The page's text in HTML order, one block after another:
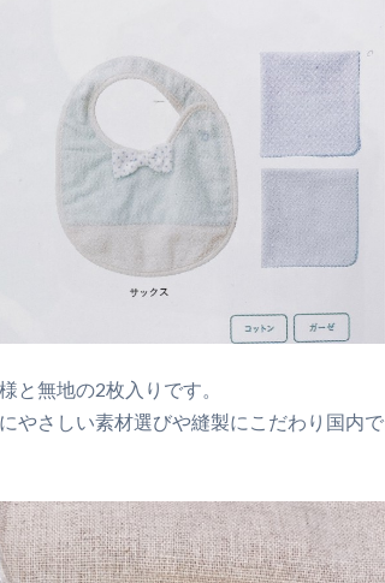
と無地の2枚入りです。
やさしい素材選びや縫製にこだわり国内で